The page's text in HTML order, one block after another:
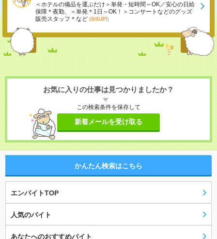
＜ホテルの備品を運ぶだけ＞単発・短時間～OK／安心の日給
保障＊夜勤、＜単発＊1日～OK！＞コンサートなどのグッズ
販売スタッフ＊など (8/6UP!)
お気に入りの仕事は見つかりましたか？
この検索条件を保存して
新着メールを受け取る
かんたん検索はこちら
エンバイトTOP
人気のバイト
あなたへのおすすめバイト